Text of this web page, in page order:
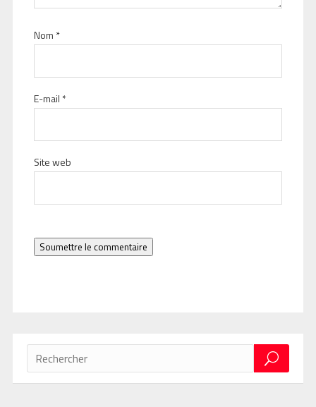
Nom *
E-mail *
Site web
Soumettre le commentaire